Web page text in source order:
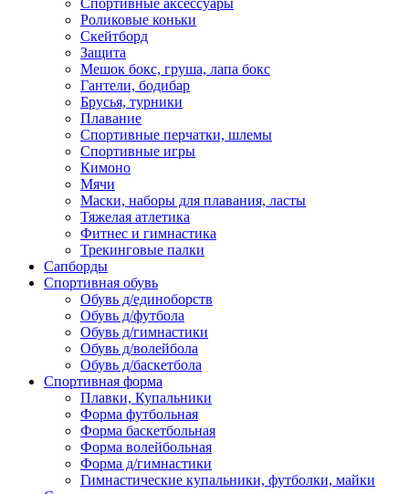
Спортивные аксессуары
Роликовые коньки
Скейтборд
Защита
Мешок бокс, груша, лапа бокс
Гантели, бодибар
Брусья, турники
Плавание
Спортивные перчатки, шлемы
Спортивные игры
Кимоно
Мячи
Маски, наборы для плавания, ласты
Тяжелая атлетика
Фитнес и гимнастика
Трекинговые палки
Сапборды
Спортивная обувь
Обувь д/единоборств
Обувь д/футбола
Обувь д/гимнастики
Обувь д/волейбола
Обувь д/баскетбола
Спортивная форма
Плавки, Купальники
Форма футбольная
Форма баскетбольная
Форма волейбольная
Форма д/гимнастики
Гимнастические купальники, футболки, майки